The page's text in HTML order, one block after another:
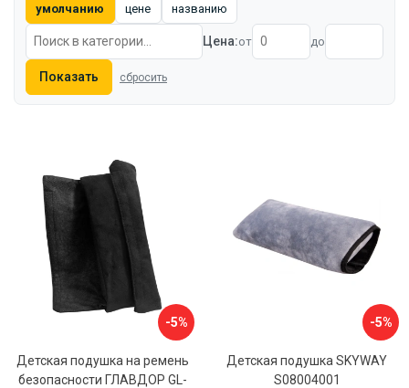
умолчанию цене названию
Цена:от до
Показать сбросить
-5%
Детская подушка на ремень
безопасности ГЛАВДОР GL-
-5%
Детская подушка SKYWAY
S08004001